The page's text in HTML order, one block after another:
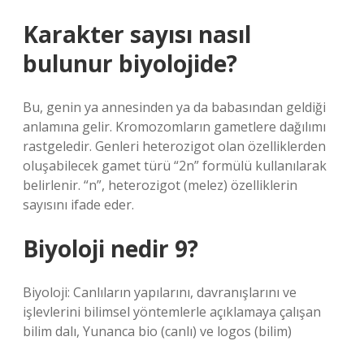
Karakter sayısı nasıl
bulunur biyolojide?
Bu, genin ya annesinden ya da babasından geldiği
anlamına gelir. Kromozomların gametlere dağılımı
rastgeledir. Genleri heterozigot olan özelliklerden
oluşabilecek gamet türü “2n” formülü kullanılarak
belirlenir. “n”, heterozigot (melez) özelliklerin
sayısını ifade eder.
Biyoloji nedir 9?
Biyoloji: Canlıların yapılarını, davranışlarını ve
işlevlerini bilimsel yöntemlerle açıklamaya çalışan
bilim dalı, Yunanca bio (canlı) ve logos (bilim)